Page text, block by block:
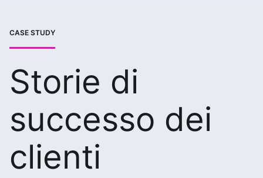
CASE STUDY
Storie di
successo dei
clienti